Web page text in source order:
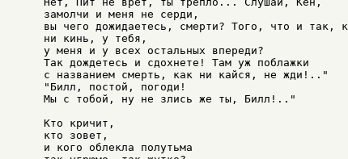
     замолчи и меня не серди,
вы чего дожидаетесь, смерти? Того, что и так,
     ни кинь, у тебя,
     у меня и у всех остальных впереди?
     Так дождетесь и сдохнете! Там уж поблажки
     с названием смерть, как ни кайся, не жди!.."
     "Билл, постой, погоди!
     Мы с тобой, ну не злись же ты, Билл!.."
     Кто кричит,
     кто зовет,
     и кого облекла полутьма